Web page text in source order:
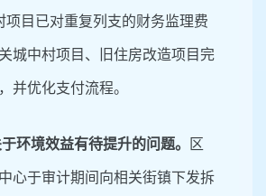
项目已对重复列支的财务监理费
城中村项目、旧住房改造项目完
并优化支付流程。
环境效益有待提升的问题。 区
心于审计期间向相关街镇下发拆